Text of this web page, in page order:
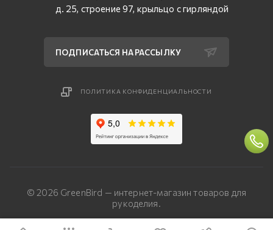
д. 25, строение 97, крыльцо с гирляндой
ПОДПИСАТЬСЯ НА РАССЫЛКУ
ПОЛИТИКА КОНФИДЕНЦИАЛЬНОСТИ
© 2026 GreenBird — интернет-магазин товаров для
рукоделия.
Разработка сайта — «Четвертый Рим»